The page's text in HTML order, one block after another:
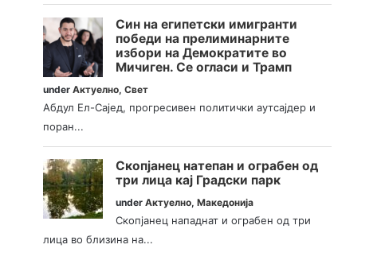
Син на египетски имигранти
победи на прелиминарните
избори на Демократите во
Мичиген. Се огласи и Трамп
underАктуелно,Свет
Абдул Ел-Сајед, прогресивен политички аутсајдер и
поран...
Скопјанец натепан и ограбен од
три лица кај Градски парк
underАктуелно,Македонија
Скопјанец нападнат и ограбен од три
лица во близина на...